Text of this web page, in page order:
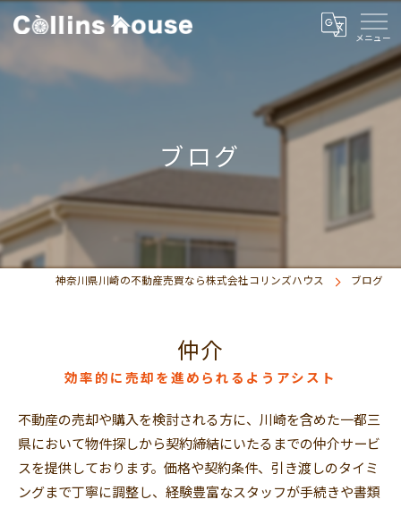
ブログ
神奈川県川崎の不動産売買なら株式会社コリンズハウス ブログ
仲介
効率的に売却を進められるようアシスト
不動産の売却や購入を検討される方に、川崎を含めた一都三
県において物件探しから契約締結にいたるまでの仲介サービ
スを提供しております。価格や契約条件、引き渡しのタイミ
ングまで丁寧に調整し、経験豊富なスタッフが手続きや書類